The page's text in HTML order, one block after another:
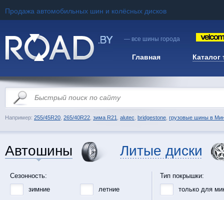
Продажа автомобильных шин и колёсных дисков
— все шины города
Главная Каталог
Например: 255/45R20 265/40R22 зима R21 alutec bridgestone грузовые шины в
Автошины Литые диски
Сезонность:
зимние
летние
Тип покрышки:
только для